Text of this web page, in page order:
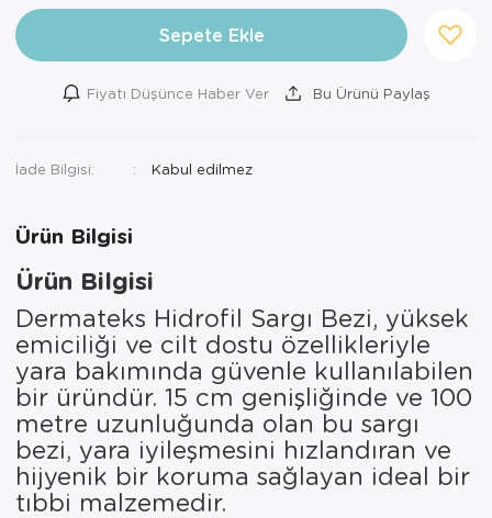
Ortopedi Ürünleri
Ortopedi Ürünleri
Sarf Malzemeleri
Sarf Malzemeleri
Yara Bakım Ürünleri
Sepete Ekle
Fiyatı Düşünce Haber Ver Bu Ürünü Paylaş
İade Bilgisi:
Ürün Bilgisi
Ürün Bilgisi
Dermateks Hidrofil Sargı Bezi, yüksek
emiciliği ve cilt dostu özellikleriyle
yara bakımında güvenle kullanılabilen
bir üründür. 15 cm genişliğinde ve 100
metre uzunluğunda olan bu sargı
bezi, yara iyileşmesini hızlandıran ve
hijyenik bir koruma sağlayan ideal bir
tıbbi malzemedir.